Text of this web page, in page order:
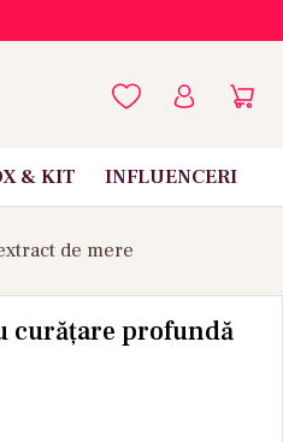
& KIT INFLUENCERI
de mere
curățare profundă